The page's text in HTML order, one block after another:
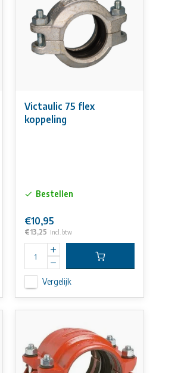
Victaulic 75 flex
koppeling
Bestellen
€10,95
€13,25 Incl. btw
Vergelijk